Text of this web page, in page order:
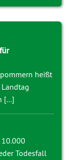
heißt
[...]
Todesfall